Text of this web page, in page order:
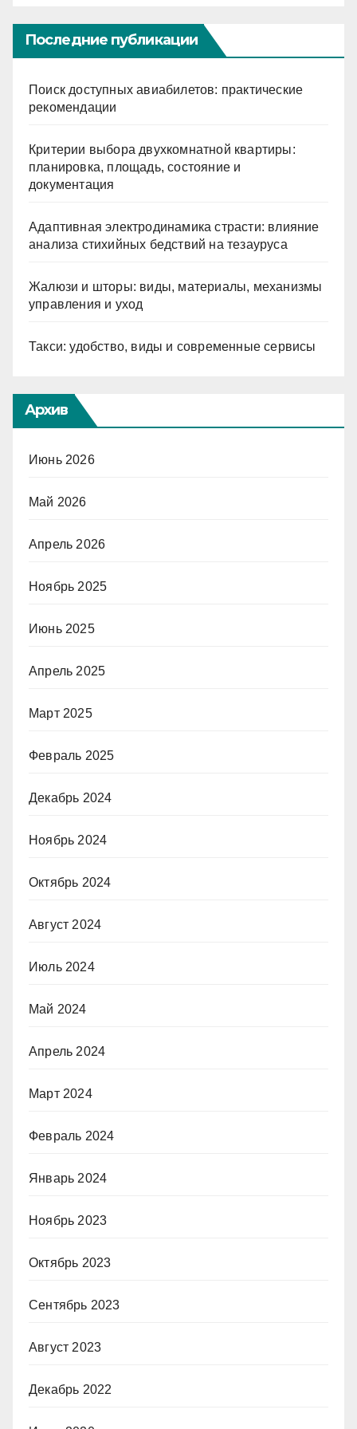
Последние публикации
Поиск доступных авиабилетов: практические
рекомендации
Критерии выбора двухкомнатной квартиры:
планировка, площадь, состояние и
документация
Адаптивная электродинамика страсти: влияние
анализа стихийных бедствий на тезауруса
Жалюзи и шторы: виды, материалы, механизмы
управления и уход
Такси: удобство, виды и современные сервисы
Архив
Июнь 2026
Май 2026
Апрель 2026
Ноябрь 2025
Июнь 2025
Апрель 2025
Март 2025
Февраль 2025
Декабрь 2024
Ноябрь 2024
Октябрь 2024
Август 2024
Июль 2024
Май 2024
Апрель 2024
Март 2024
Февраль 2024
Январь 2024
Ноябрь 2023
Октябрь 2023
Сентябрь 2023
Август 2023
Декабрь 2022